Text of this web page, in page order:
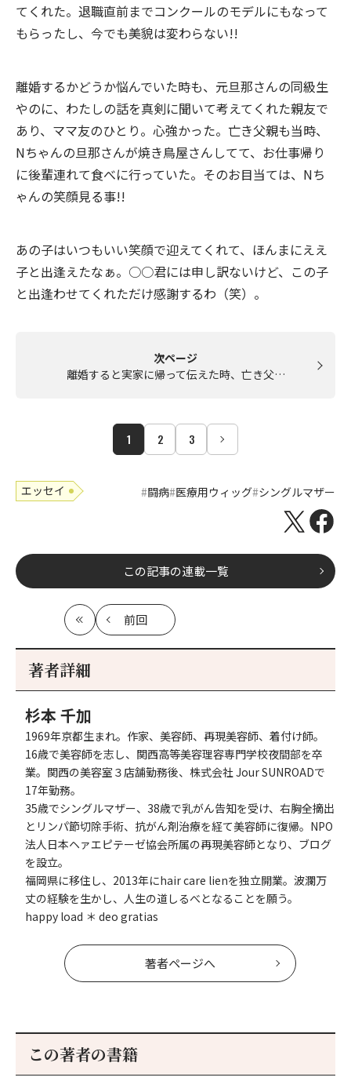
てくれた。退職直前までコンクールのモデルにもなって
もらったし、今でも美貌は変わらない!!
離婚するかどうか悩んでいた時も、元旦那さんの同級生
やのに、わたしの話を真剣に聞いて考えてくれた親友で
あり、ママ友のひとり。心強かった。亡き父親も当時、
Nちゃんの旦那さんが焼き鳥屋さんしてて、お仕事帰り
に後輩連れて食べに行っていた。そのお目当ては、Nち
ゃんの笑顔見る事!!
あの子はいつもいい笑顔で迎えてくれて、ほんまにええ
子と出逢えたなぁ。○○君には申し訳ないけど、この子
と出逢わせてくれただけ感謝するわ（笑）。
次ページ
離婚すると実家に帰って伝えた時、亡き父…
1 2 3
エッセイ 闘病 医療用ウィッグ シングルマザー
この記事の連載一覧
最
初
前回
記
著者詳細
杉本 千加
1969年京都生まれ。作家、美容師、再現美容師、着付け師。
16歳で美容師を志し、関西高等美容理容専門学校夜間部を卒
業。関西の美容室３店舗勤務後、株式会社 Jour SUNROADで
17年勤務。
35歳でシングルマザー、38歳で乳がん告知を受け、右胸全摘出
とリンパ節切除手術、抗がん剤治療を経て美容師に復帰。NPO
法人日本ヘァエピテーゼ協会所属の再現美容師となり、ブログ
を設立。
福岡県に移住し、2013年にhair care lienを独立開業。波瀾万
丈の経験を生かし、人生の道しるべとなることを願う。
happy load ＊ deo gratias
著者ページへ
この著者の書籍